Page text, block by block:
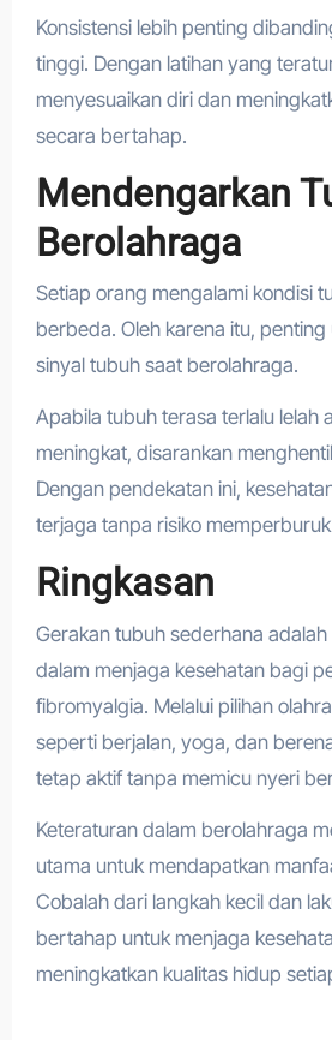
Konsistensi lebih penting
tinggi. Dengan latihan yang
menyesuaikan diri dan
secara bertahap.
Mendengarkan
Berolahraga
Setiap orang mengalami kondisi
berbeda. Oleh karena itu,
sinyal tubuh saat berolahraga.
Apabila tubuh terasa terlalu lelah
meningkat, disarankan
Dengan pendekatan ini,
terjaga tanpa risiko
Ringkasan
Gerakan tubuh sederhana
dalam menjaga kesehatan bagi
fibromyalgia. Melalui pilihan
seperti berjalan, yoga, dan
tetap aktif tanpa memicu nyeri
Keteraturan dalam berolahraga
utama untuk mendapatkan
Cobalah dari langkah kecil dan
bertahap untuk menjaga
meningkatkan kualitas hidup